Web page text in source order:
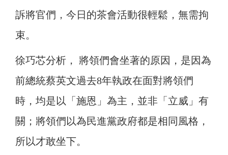
訴將官們，今日的茶會活動很輕鬆，無需拘
束。
徐巧芯分析， 將領們會坐著的原因，是因為
前總統蔡英文過去8年執政在面對將領們
時，均是以「施恩」為主，並非「立威」有
關；將領們以為民進黨政府都是相同風格，
所以才敢坐下。